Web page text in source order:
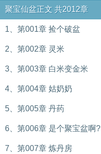
聚宝仙盆正文 共2012章
1、第001章 捡个破盆
2、第002章 灵米
3、第003章 白米变金米
4、第004章 姑奶奶
5、第005章 丹药
6、第006章 是个聚宝盆啊?
7、第007章 炼丹房